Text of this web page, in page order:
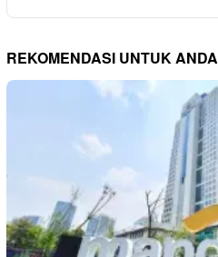
REKOMENDASI UNTUK ANDA